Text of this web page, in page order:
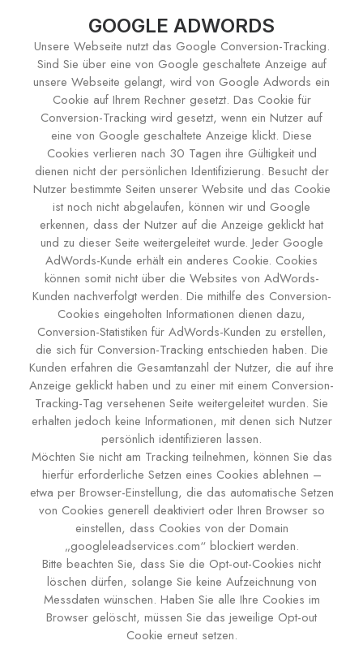
GOOGLE ADWORDS
Unsere Webseite nutzt das Google Conversion-Tracking.
Sind Sie über eine von Google geschaltete Anzeige auf
unsere Webseite gelangt, wird von Google Adwords ein
Cookie auf Ihrem Rechner gesetzt. Das Cookie für
Conversion-Tracking wird gesetzt, wenn ein Nutzer auf
eine von Google geschaltete Anzeige klickt. Diese
Cookies verlieren nach 30 Tagen ihre Gültigkeit und
dienen nicht der persönlichen Identifizierung. Besucht der
Nutzer bestimmte Seiten unserer Website und das Cookie
ist noch nicht abgelaufen, können wir und Google
erkennen, dass der Nutzer auf die Anzeige geklickt hat
und zu dieser Seite weitergeleitet wurde. Jeder Google
AdWords-Kunde erhält ein anderes Cookie. Cookies
können somit nicht über die Websites von AdWords-
Kunden nachverfolgt werden. Die mithilfe des Conversion-
Cookies eingeholten Informationen dienen dazu,
Conversion-Statistiken für AdWords-Kunden zu erstellen,
die sich für Conversion-Tracking entschieden haben. Die
Kunden erfahren die Gesamtanzahl der Nutzer, die auf ihre
Anzeige geklickt haben und zu einer mit einem Conversion-
Tracking-Tag versehenen Seite weitergeleitet wurden. Sie
erhalten jedoch keine Informationen, mit denen sich Nutzer
persönlich identifizieren lassen.
Möchten Sie nicht am Tracking teilnehmen, können Sie das
hierfür erforderliche Setzen eines Cookies ablehnen –
etwa per Browser-Einstellung, die das automatische Setzen
von Cookies generell deaktiviert oder Ihren Browser so
einstellen, dass Cookies von der Domain
„googleleadservices.com“ blockiert werden.
Bitte beachten Sie, dass Sie die Opt-out-Cookies nicht
löschen dürfen, solange Sie keine Aufzeichnung von
Messdaten wünschen. Haben Sie alle Ihre Cookies im
Browser gelöscht, müssen Sie das jeweilige Opt-out
Cookie erneut setzen.